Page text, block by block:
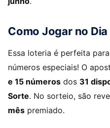
Como Jogar no
Essa loteria é perfeita
números especiais! O
e 15 números dos 31
Sorte. No sorteio, são
mês premiado.